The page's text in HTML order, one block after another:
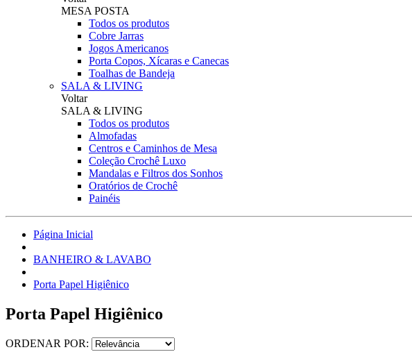
MESA POSTA
Todos os produtos
Cobre Jarras
Jogos Americanos
Porta Copos, Xícaras e Canecas
Toalhas de Bandeja
SALA & LIVING
Voltar
SALA & LIVING
Todos os produtos
Almofadas
Centros e Caminhos de Mesa
Coleção Crochê Luxo
Mandalas e Filtros dos Sonhos
Oratórios de Crochê
Painéis
Página Inicial
BANHEIRO & LAVABO
Porta Papel Higiênico
Porta Papel Higiênico
ORDENAR POR: